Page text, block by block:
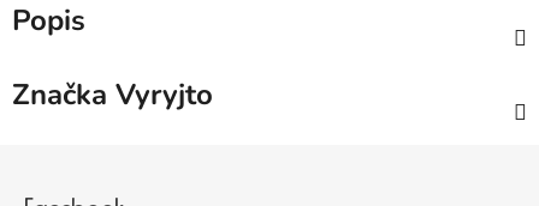
Popis
Značka Vyryjto